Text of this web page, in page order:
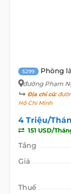
5299 Phòng
đường Phạm
Địa chỉ cũ:
Hồ Chí Minh
4 Triệu/
151 USD/
Tầng
Giá
Thuế